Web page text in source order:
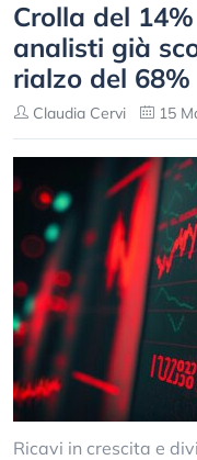
Crolla del
analisti già
rialzo del 68%
Claudia Cervi 15
Ricavi in crescita e